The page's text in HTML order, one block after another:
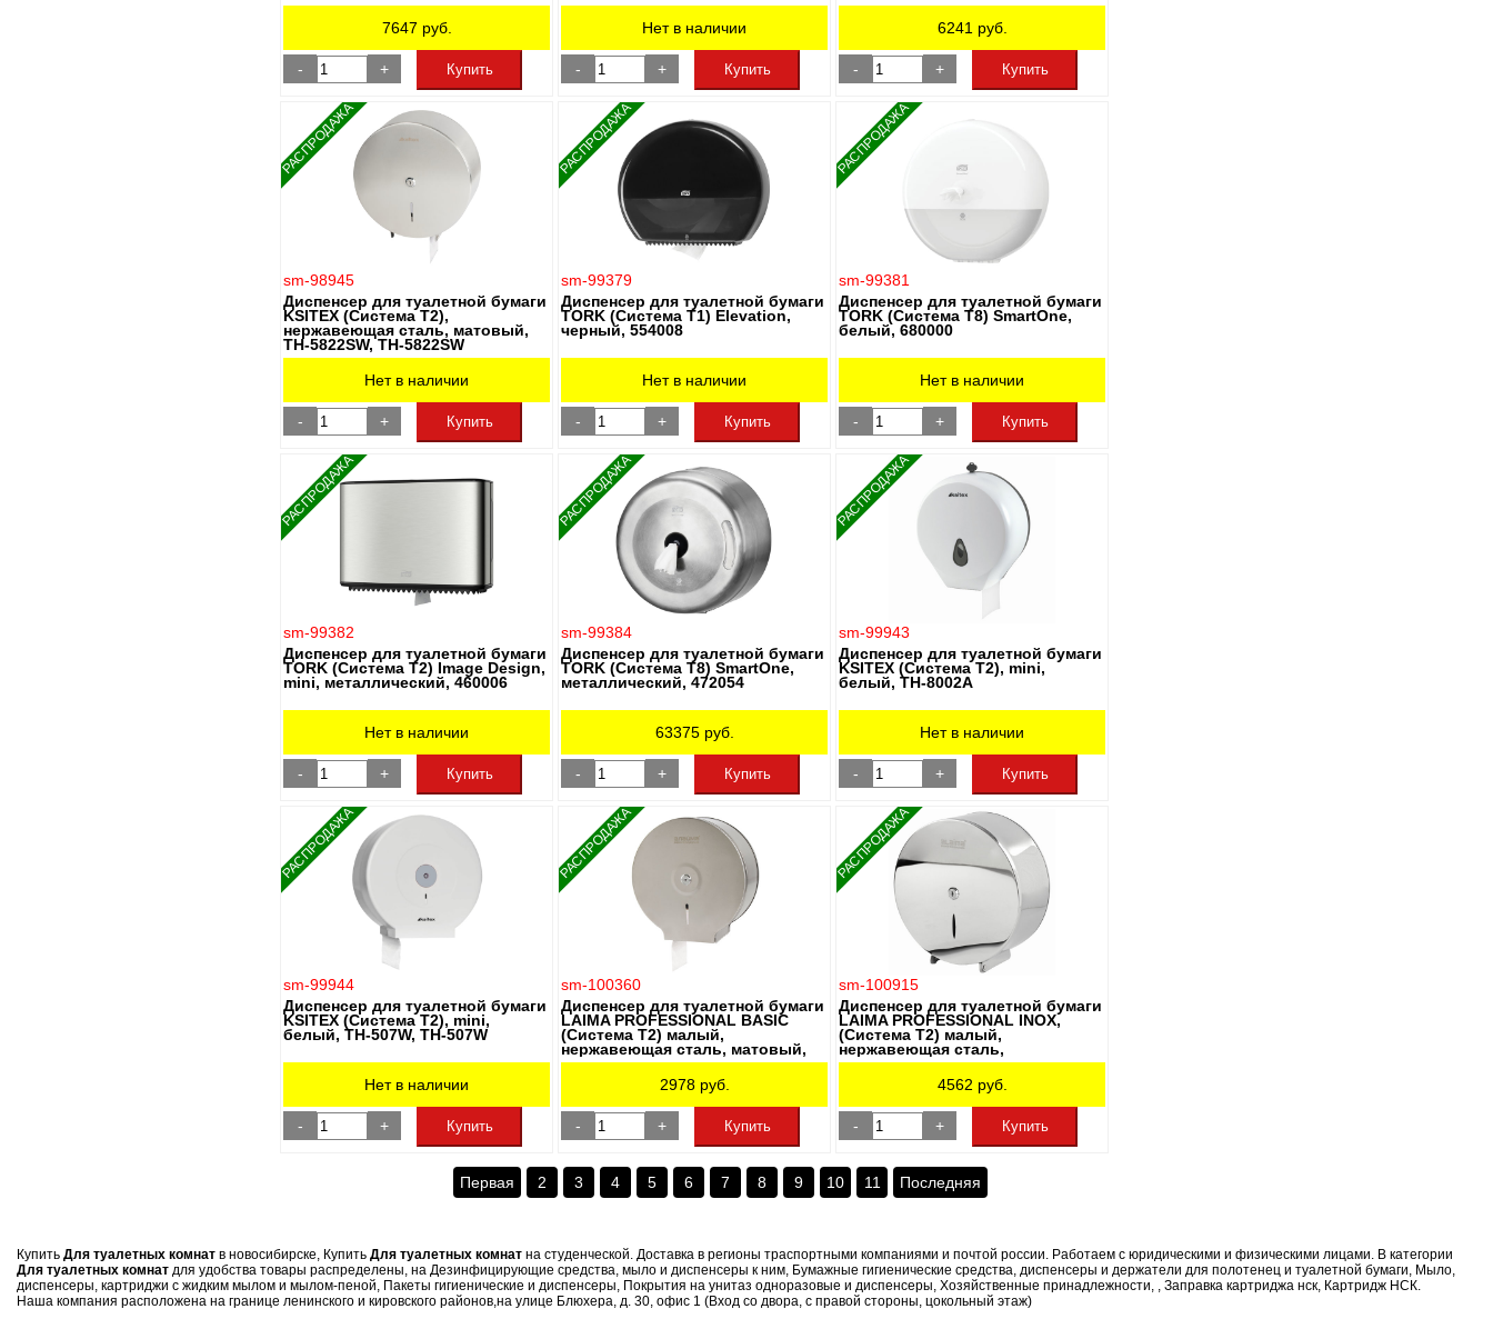
7647 руб.
- + Купить
Нет в наличии
- + Купить
6241 руб.
- + Купить
РАСПРОДАЖА
sm-98945
Диспенсер для туалетной бумаги
KSITEX (Система Т2),
нержавеющая сталь, матовый,
TH-5822SW, TН-5822SW
Нет в наличии
- + Купить
РАСПРОДАЖА
sm-99379
Диспенсер для туалетной бумаги
TORK (Система T1) Elevation,
черный, 554008
Нет в наличии
- + Купить
РАСПРОДАЖА
sm-99381
Диспенсер для туалетной бумаги
TORK (Система T8) SmartOne,
белый, 680000
Нет в наличии
- + Купить
РАСПРОДАЖА
sm-99382
Диспенсер для туалетной бумаги
TORK (Система T2) Image Design,
mini, металлический, 460006
Нет в наличии
- + Купить
РАСПРОДАЖА
sm-99384
Диспенсер для туалетной бумаги
TORK (Система T8) SmartOne,
металлический, 472054
63375руб.
- + Купить
РАСПРОДАЖА
sm-99943
Диспенсер для туалетной бумаги
KSITEX (Система Т2), mini,
белый, ТН-8002A
Нет в наличии
- + Купить
РАСПРОДАЖА
sm-99944
Диспенсер для туалетной бумаги
KSITEX (Система Т2), mini,
белый, TH-507W, TН-507W
Нет в наличии
- + Купить
РАСПРОДАЖА
sm-100360
Диспенсер для туалетной бумаги
LAIMA PROFESSIONAL BASIC
(Система T2) малый,
нержавеющая сталь, матовый,
605048
2978руб.
- + Купить
РАСПРОДАЖА
sm-100915
Диспенсер для туалетной бумаги
LAIMA PROFESSIONAL INOX,
(Система T2) малый,
нержавеющая сталь,
зеркальный, 605699
4562 руб.
- + Купить
Первая 2 3 4 5 6 7 8 9 10 11 Последняя
Купить Для туалетных комнат в новосибирске, Купить Для туалетных комнат на студенческой. Доставка в регионы траспортными компаниями и почтой россии. Работаем с юридическими и физическими лицами. В категории
Для туалетных комнат для удобства товары распределены, на Дезинфицирующие средства, мыло и диспенсеры к ним, Бумажные гигиенические средства, диспенсеры и держатели для полотенец и туалетной бумаги, Мыло,
диспенсеры, картриджи с жидким мылом и мылом-пеной, Пакеты гигиенические и диспенсеры, Покрытия на унитаз одноразовые и диспенсеры, Хозяйственные принадлежности, , Заправка картриджа нск, Картридж НСК.
Наша компания расположена на границе ленинского и кировского районов,на улице Блюхера, д. 30, офис 1 (Вход со двора, с правой стороны, цокольный этаж)